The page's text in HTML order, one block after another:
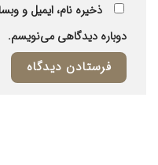
ذخیره نام، ایمیل و
دوباره دیدگاهی می‌نویسم.